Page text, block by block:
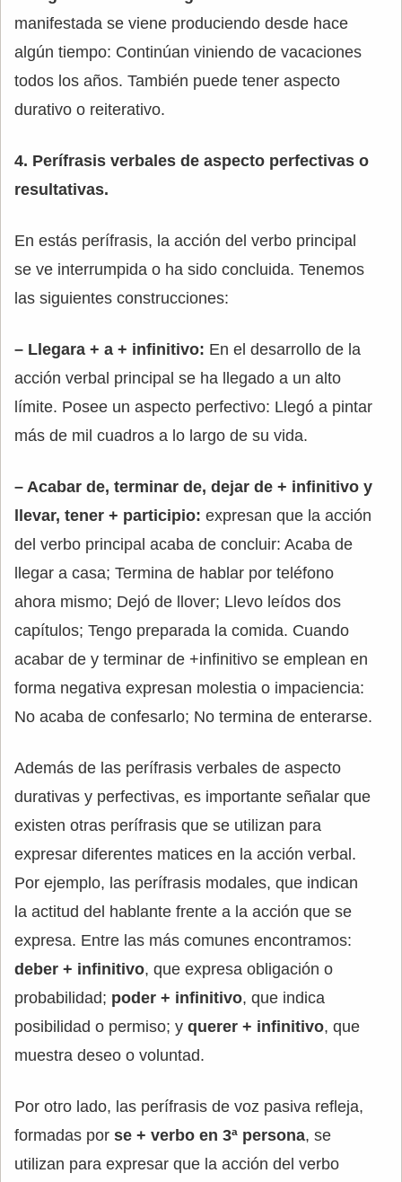
manifestada se viene produciendo desde hace
algún tiempo: Continúan viniendo de vacaciones
todos los años. También puede tener aspecto
durativo o reiterativo.
4. Perífrasis verbales de aspecto perfectivas o
resultativas.
En estás perífrasis, la acción del verbo principal
se ve interrumpida o ha sido concluida. Tenemos
las siguientes construcciones:
– Llegara + a + infinitivo: En el desarrollo de la
acción verbal principal se ha llegado a un alto
límite. Posee un aspecto perfectivo: Llegó a pintar
más de mil cuadros a lo largo de su vida.
– Acabar de, terminar de, dejar de + infinitivo y
llevar, tener + participio: expresan que la acción
del verbo principal acaba de concluir: Acaba de
llegar a casa; Termina de hablar por teléfono
ahora mismo; Dejó de llover; Llevo leídos dos
capítulos; Tengo preparada la comida. Cuando
acabar de y terminar de +infinitivo se emplean en
forma negativa expresan molestia o impaciencia:
No acaba de confesarlo; No termina de enterarse.
Además de las perífrasis verbales de aspecto
durativas y perfectivas, es importante señalar que
existen otras perífrasis que se utilizan para
expresar diferentes matices en la acción verbal.
Por ejemplo, las perífrasis modales, que indican
la actitud del hablante frente a la acción que se
expresa. Entre las más comunes encontramos:
deber + infinitivo, que expresa obligación o
probabilidad; poder + infinitivo, que indica
posibilidad o permiso; y querer + infinitivo, que
muestra deseo o voluntad.
Por otro lado, las perífrasis de voz pasiva refleja,
formadas por se + verbo en 3ª persona, se
utilizan para expresar que la acción del verbo